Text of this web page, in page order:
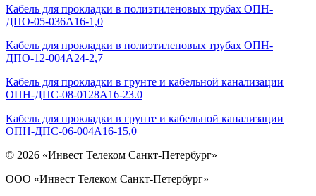
Кабель для прокладки в полиэтиленовых трубах ОПН-
ДПО-05-036А16-1,0
Кабель для прокладки в полиэтиленовых трубах ОПН-
ДПО-12-004А24-2,7
Кабель для прокладки в грунте и кабельной канализации
ОПН-ДПС-08-0128А16-23.0
Кабель для прокладки в грунте и кабельной канализации
ОПН-ДПС-06-004A16-15,0
© 2026 «Инвест Телеком Санкт-Петербург»
ООО «Инвест Телеком Санкт-Петербург»